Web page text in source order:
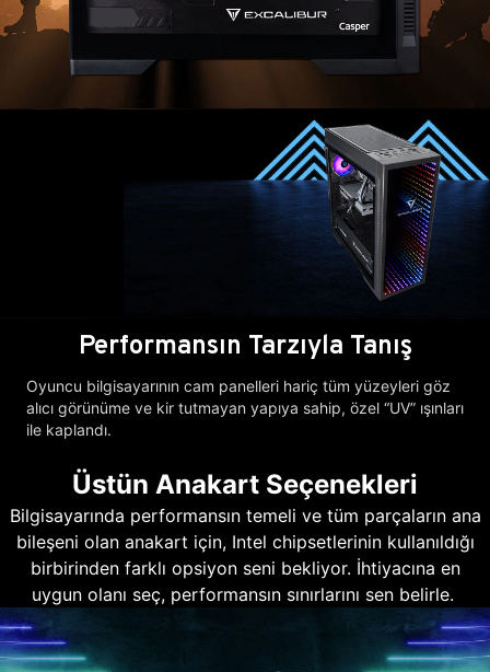
Performansın Tarzıyla Tanış
Oyuncu bilgisayarının cam panelleri hariç tüm yüzeyleri göz
alıcı görünüme ve kir tutmayan yapıya sahip, özel “UV” ışınları
ile kaplandı.
Üstün Anakart Seçenekleri
Bilgisayarında performansın temeli ve tüm parçaların ana
bileşeni olan anakart için, Intel chipsetlerinin kullanıldığı
birbirinden farklı opsiyon seni bekliyor. İhtiyacına en
uygun olanı seç, performansın sınırlarını sen belirle.